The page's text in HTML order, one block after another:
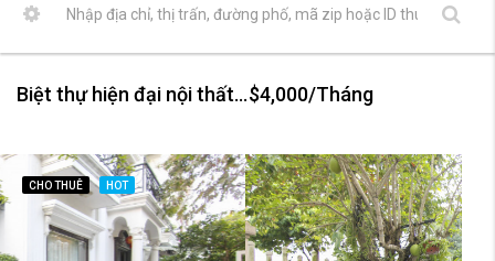
Biệt thự hiện đại nội thất đẹp cho thuê tại Vinhomes Riverside$4,000/Tháng
CHO THUÊ HOT